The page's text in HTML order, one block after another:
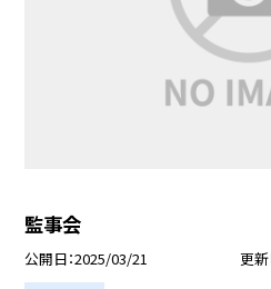
監事会
公開日 2025/03/21 更